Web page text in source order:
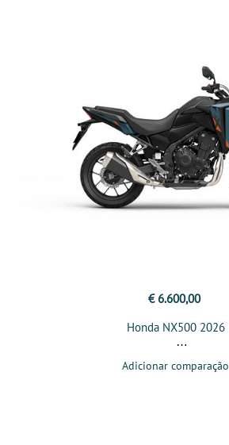
€ 6.600,00
Honda NX500 2026
Adicionar comparação